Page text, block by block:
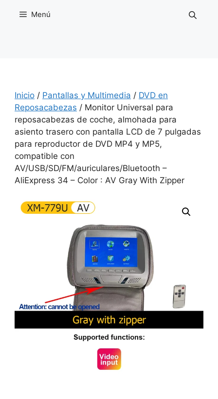
Menú
Inicio / Pantallas y Multimedia / DVD en
Reposacabezas / Monitor Universal para
reposacabezas de coche, almohada para
asiento trasero con pantalla LCD de 7 pulgadas
para reproductor de DVD MP4 y MP5,
compatible con
AV/USB/SD/FM/auriculares/Bluetooth –
AliExpress 34 – Color : AV Gray With Zipper